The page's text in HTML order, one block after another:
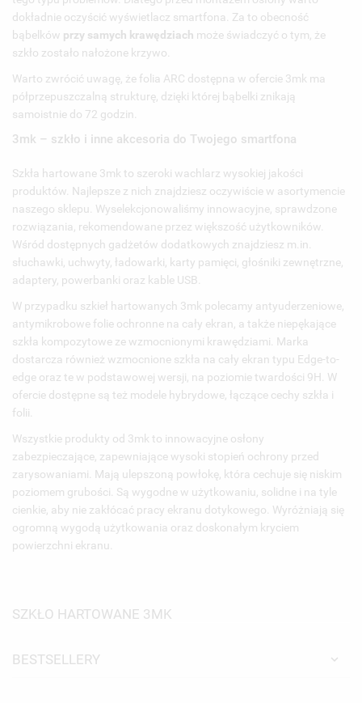
SZKŁO HARTOWANE 3MK
BESTSELLERY
dokładnie oczyścić wyświetlacz smartfona. Za to obecność
bąbelków przy samych krawędziach może świadczyć o tym, że
szkło zostało nałożone krzywo.
Warto zwrócić uwagę, że folia ARC dostępna w ofercie 3mk ma
półprzepuszczalną strukturę, dzięki której bąbelki znikają
samoistnie do 72 godzin.
3mk – szkło i inne akcesoria do Twojego smartfona
Szkła hartowane 3mk to szeroki wachlarz wysokiej jakości
produktów. Najlepsze z nich znajdziesz oczywiście w asortymencie
naszego sklepu. Wyselekcjonowaliśmy innowacyjne, sprawdzone
rozwiązania, rekomendowane przez większość użytkowników.
Wśród dostępnych gadżetów dodatkowych znajdziesz m.in.
słuchawki, uchwyty, ładowarki, karty pamięci, głośniki zewnętrzne,
adaptery, powerbanki oraz kable USB.
W przypadku szkieł hartowanych 3mk polecamy antyuderzeniowe,
antymikrobowe folie ochronne na cały ekran, a także niepękające
szkła kompozytowe ze wzmocnionymi krawędziami. Marka
dostarcza również wzmocnione szkła na cały ekran typu Edge-to-
edge oraz te w podstawowej wersji, na poziomie twardości 9H. W
ofercie dostępne są też modele hybrydowe, łączące cechy szkła i
folii.
Wszystkie produkty od 3mk to innowacyjne osłony
zabezpieczające, zapewniające wysoki stopień ochrony przed
zarysowaniami. Mają ulepszoną powłokę, która cechuje się niskim
poziomem grubości. Są wygodne w użytkowaniu, solidne i na tyle
cienkie, aby nie zakłócać pracy ekranu dotykowego. Wyróżniają się
ogromną wygodą użytkowania oraz doskonałym kryciem
powierzchni ekranu.